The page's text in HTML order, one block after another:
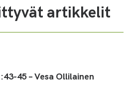
artikkelit
45 – Vesa Ollilainen